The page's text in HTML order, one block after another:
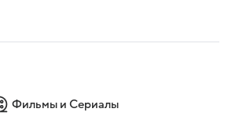
Фильмы и Сериалы